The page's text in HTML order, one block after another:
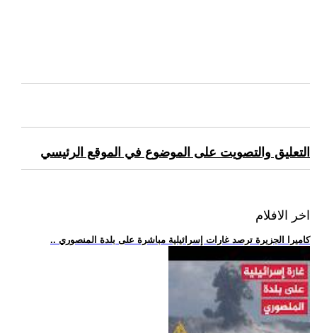
التعليق والتصويت على الموضوع في الموقع الرئيسي
اخر الافلام
.. كاميرا الجزيرة ترصد غارات إسرائيلية مباشرة على بلدة المنصوري